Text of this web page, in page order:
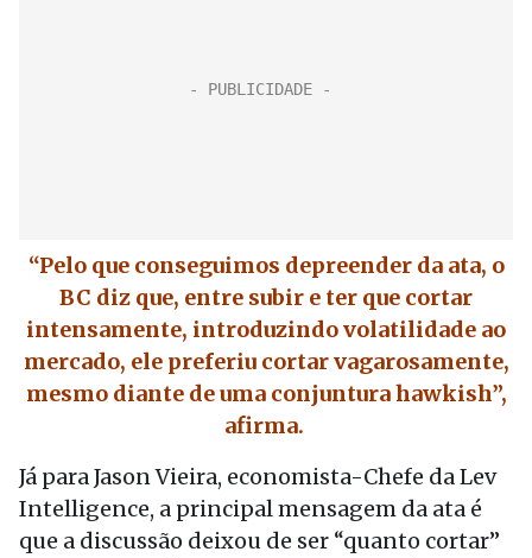
“Pelo que conseguimos depreender da ata, o
BC diz que, entre subir e ter que cortar
intensamente, introduzindo volatilidade ao
mercado, ele preferiu cortar vagarosamente,
mesmo diante de uma conjuntura hawkish”,
afirma.
Já para Jason Vieira, economista-Chefe da Lev
Intelligence, a principal mensagem da ata é
que a discussão deixou de ser “quanto cortar”